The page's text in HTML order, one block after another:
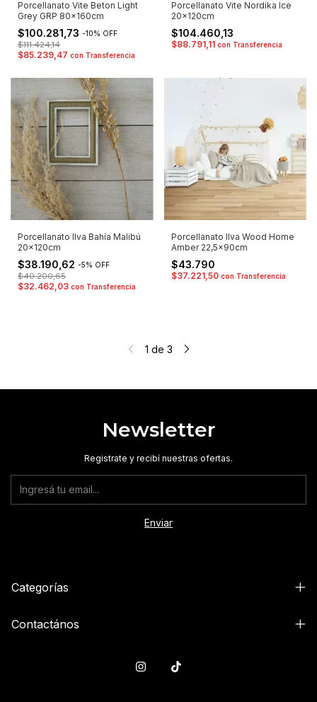
Porcellanato Vite Beton Light
Grey GRP 80x160cm
$100.281,73 -10% OFF
$111.424,14
$85.239,47 con Transferencia
Porcellanato Vite Nordika Ice
20x120cm
$104.460,13
$88.791,11 con Transferencia
Porcellanato Ilva Bahía Malibú
20x120cm
$38.190,62 -5% OFF
$40.200,65
$32.462,03 con Transferencia
Porcellanato Ilva Wood Home
Amber 22,5x90cm
$43.790
$37.221,50 con Transferencia
1 de 3
Newsletter
Registrate y recibí nuestras ofertas.
Categorías
Contactános